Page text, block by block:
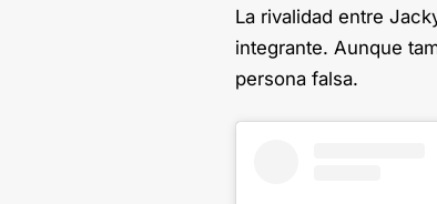
La rivalidad entre
integrante. Aunque
persona falsa.